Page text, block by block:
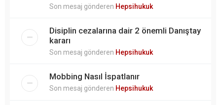
Son mesaj gönderen Hepsihukuk
Disiplin cezalarına dair 2 önemli Danıştay
kararı
Son mesaj gönderen Hepsihukuk
Mobbing Nasıl İspatlanır
Son mesaj gönderen Hepsihukuk